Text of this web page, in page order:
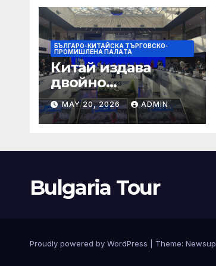
БЪЛГАРО-КИТАЙСКА ТЪРГОВСКО-
ПРОМИШЛЕНА ПАЛAТА
Китай издава
двойно
предупреждение
за силен дъжд и
пясъчни бури
MAY 20, 2026 ADMIN
Bulgaria Tour
Proudly powered by WordPress Theme: Newsup